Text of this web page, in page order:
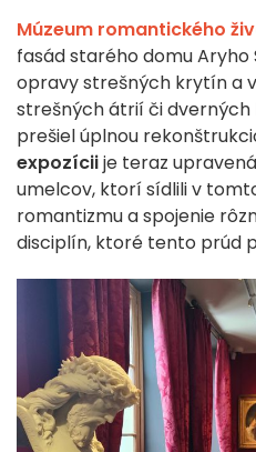
Múzeum romantického
fasád starého domu
opravy strešných krytín a
strešných átrií či
prešiel úplnou
expozíciije teraz
umelcov, ktorí sídlili v
romantizmu a spojenie
disciplín, ktoré tento prúd